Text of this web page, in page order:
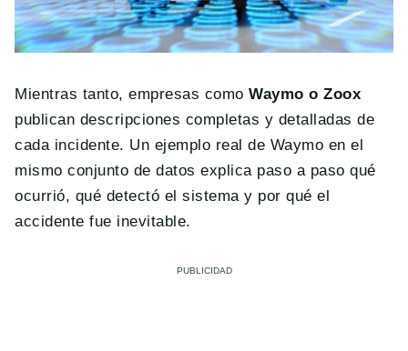
Mientras tanto, empresas comoWaymo o Zoox
publican descripciones completas y detalladas de
cada incidente. Un ejemplo real de Waymo en el
mismo conjunto de datos explica paso a paso qué
ocurrió, qué detectó el sistema y por qué el
accidente fue inevitable.